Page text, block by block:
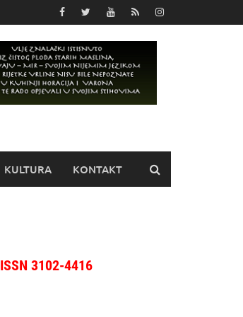
KULTURA KONTAKT
ISSN 3102-4416